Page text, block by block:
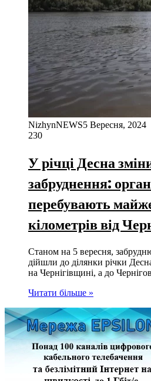
NizhynNEWS5 Вересня, 2024
230
У річці Десна
забруднення:
перебувають
кілометрів від
Станом на 5 вересня,
дійшли до ділянки річки
на Чернігівщині, а до
Читати більше »